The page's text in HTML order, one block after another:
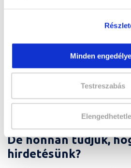
Minden
Testreszabás
Mielőtt hirdetések beállításába
platformokkal, hiszen
nem is illik mindegyik.
Könnyen elképzelhető, hogy a
hirdetésünk nem érne el
TikTok felületén, és ez igaz
képzésünk során részletesen
hirdetési felületeket, (Google
Facebook, Instagram stb.)
felületeket tudjuk kiválasztani.
De honnan tudjuk,
hirdetésünk?